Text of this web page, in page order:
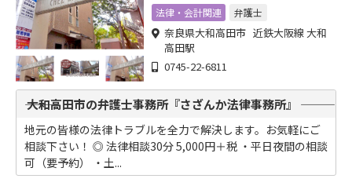
事・債務問題)
法律・会計関連 弁護士
奈良県大和高田市 近鉄大阪線 大和
高田駅
0745-22-6811
――― 大和高田市の弁護士事務所『さざんか法律事務所』 ―――
地元の皆様の法律トラブルを全力で解決します。お気軽にご
相談下さい！ ◎ 法律相談30分 5,000円＋税 ・平日夜間の相談
可（要予約） ・土...